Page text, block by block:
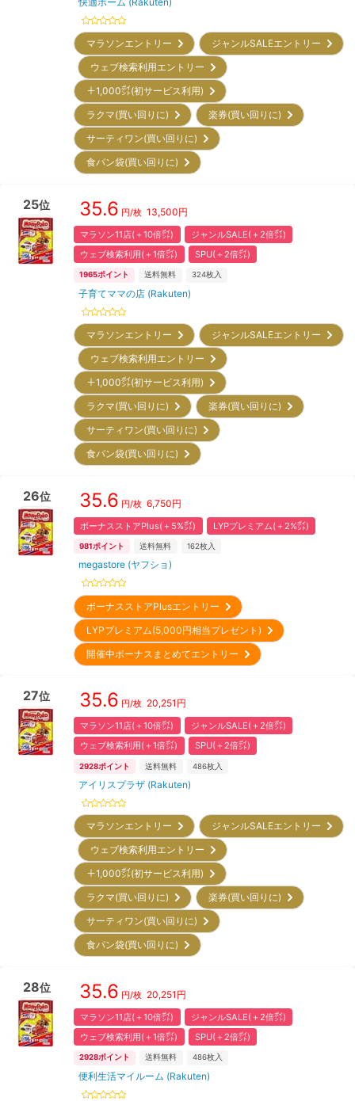
マラソンエントリー
ジャンルSALEエントリー
ウェブ検索利用エントリー
＋1,000㌽(初サービス利用)
ラクマ(買い回りに)
楽券(買い回りに)
サーティワン(買い回りに)
食パン袋(買い回りに)
25位 35.6 円/枚 13,500円
マラソン11店(＋10倍㌽)
ジャンルSALE(＋2倍㌽)
ウェブ検索利用(＋1倍㌽)
SPU(＋2倍㌽)
1965ポイント 送料無料 324枚入
子育てママの店 (Rakuten)
マラソンエントリー
ジャンルSALEエントリー
ウェブ検索利用エントリー
＋1,000㌽(初サービス利用)
ラクマ(買い回りに)
楽券(買い回りに)
サーティワン(買い回りに)
食パン袋(買い回りに)
26位 35.6 円/枚 6,750円
ボーナスストアPlus(＋5%㌽) LYPプレミアム(＋2%㌽)
981ポイント 送料無料 162枚入
megastore (ヤフショ)
ボーナスストアPlusエントリー
LYPプレミアム(5,000円相当プレゼント)
開催中ボーナスまとめてエントリー
27位 35.6 円/枚 20,251 円
マラソン11店(＋10倍㌽)
ジャンルSALE(＋2倍㌽)
ウェブ検索利用(＋1倍㌽)
SPU(＋2倍㌽)
2928ポイント 送料無料 486枚入
アイリスプラザ (Rakuten)
マラソンエントリー
ジャンルSALEエントリー
ウェブ検索利用エントリー
＋1,000㌽(初サービス利用)
ラクマ(買い回りに)
楽券(買い回りに)
サーティワン(買い回りに)
食パン袋(買い回りに)
28位 35.6 円/枚 20,251 円
マラソン11店(＋10倍㌽)
ジャンルSALE(＋2倍㌽)
ウェブ検索利用(＋1倍㌽)
SPU(＋2倍㌽)
2928ポイント 送料無料 486枚入
便利生活マイルーム (Rakuten)